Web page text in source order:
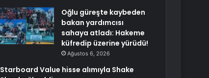
Oğlu güreşte kaybeden
bakan yardımcısı
sahaya atladı: Hakeme
küfredip üzerine yürüdü!
Ağustos 6, 2026
Starboard Value hisse alımıyla Shake